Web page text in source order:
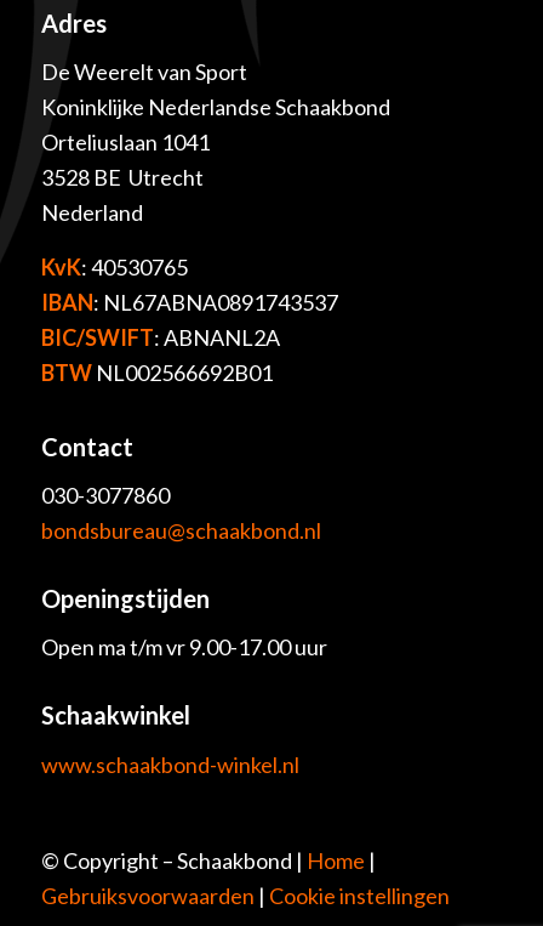
Adres
De Weerelt van Sport
Koninklijke Nederlandse Schaakbond
Orteliuslaan 1041
3528 BE Utrecht
Nederland
KvK: 40530765
IBAN: NL67ABNA0891743537
BIC/SWIFT: ABNANL2A
BTWNL002566692B01
Contact
030-3077860
bondsbureau@schaakbond.nl
Openingstijden
Open ma t/m vr 9.00-17.00 uur
Schaakwinkel
www.schaakbond-winkel.nl
© Copyright – Schaakbond | Home |
Gebruiksvoorwaarden | Cookie instellingen